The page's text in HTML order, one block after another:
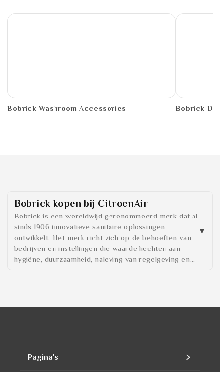
PDF
Bobrick Washroom Accessories PDF
Bobrick
Bobrick kopen bij CitroenAir
Bobrick is een wereldwijd gerenommeerd merk dat al
sinds 1906 innovatieve sanitaire oplossingen
ontwikkelt. Het merk richt zich op de behoeften van
bedrijven en instellingen die waarde hechten aan
hygiëne, duurzaamheid, naleving van regelgeving en...
Pagina's